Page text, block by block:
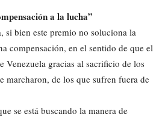
a la lucha”
si bien este premio no soluciona la
compensación, en el sentido de que el
Venezuela gracias al sacrificio de los
marcharon, de los que sufren fuera de
se está buscando la manera de